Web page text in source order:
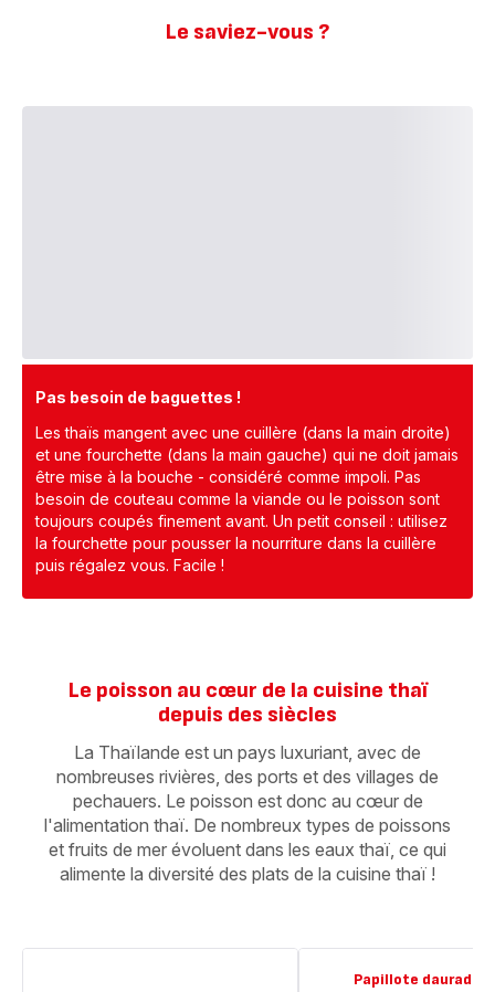
Le saviez-vous ?
Pas besoin de baguettes !
Les thaïs mangent avec une cuillère (dans la main droite)
et une fourchette (dans la main gauche) qui ne doit jamais
être mise à la bouche - considéré comme impoli. Pas
besoin de couteau comme la viande ou le poisson sont
toujours coupés finement avant. Un petit conseil : utilisez
la fourchette pour pousser la nourriture dans la cuillère
puis régalez vous. Facile !
Le poisson au cœur de la cuisine thaï
depuis des siècles
La Thaïlande est un pays luxuriant, avec de
nombreuses rivières, des ports et des villages de
pechauers. Le poisson est donc au cœur de
l'alimentation thaï. De nombreux types de poissons
et fruits de mer évoluent dans les eaux thaï, ce qui
alimente la diversité des plats de la cuisine thaï !
Papillote daurade